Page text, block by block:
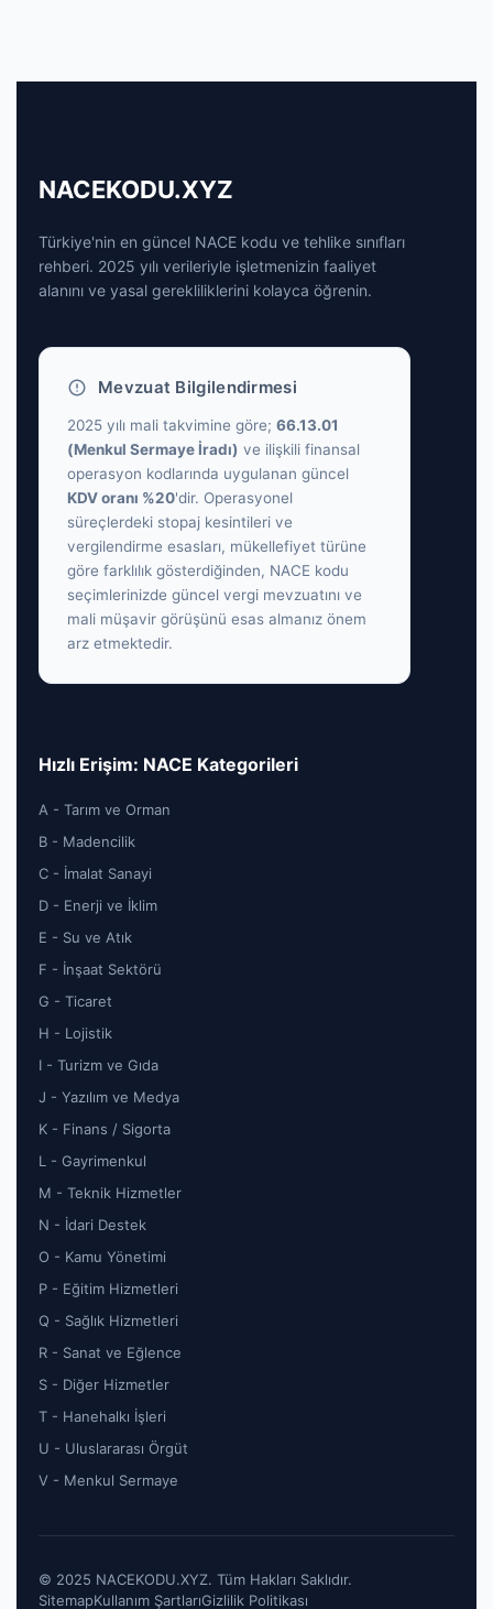
NACEKODU.XYZ
Türkiye'nin en güncel NACE kodu ve tehlike sınıfları
rehberi. 2025 yılı verileriyle işletmenizin faaliyet
alanını ve yasal gerekliliklerini kolayca öğrenin.
Mevzuat Bilgilendirmesi
2025 yılı mali takvimine göre; 66.13.01
(Menkul Sermaye İradı) ve ilişkili finansal
operasyon kodlarında uygulanan güncel
KDV oranı %20'dir. Operasyonel
süreçlerdeki stopaj kesintileri ve
vergilendirme esasları, mükellefiyet türüne
göre farklılık gösterdiğinden, NACE kodu
seçimlerinizde güncel vergi mevzuatını ve
mali müşavir görüşünü esas almanız önem
arz etmektedir.
Hızlı Erişim: NACE Kategorileri
A - Tarım ve Orman
B - Madencilik
C - İmalat Sanayi
D - Enerji ve İklim
E - Su ve Atık
F - İnşaat Sektörü
G - Ticaret
H - Lojistik
I - Turizm ve Gıda
J - Yazılım ve Medya
K - Finans / Sigorta
L - Gayrimenkul
M - Teknik Hizmetler
N - İdari Destek
O - Kamu Yönetimi
P - Eğitim Hizmetleri
Q - Sağlık Hizmetleri
R - Sanat ve Eğlence
S - Diğer Hizmetler
T - Hanehalkı İşleri
U - Uluslararası Örgüt
V - Menkul Sermaye
© 2025 NACEKODU.XYZ. Tüm Hakları Saklıdır.
SitemapKullanım ŞartlarıGizlilik Politikası